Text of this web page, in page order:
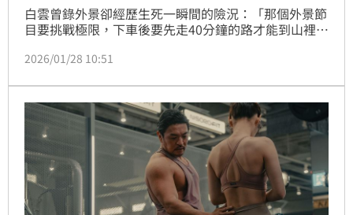
白雲曾錄外景卻經歷生死一瞬間的險況：「那個外景節
目要挑戰極限，下車後要先走40分鐘的路才能到山裡，
上去後要過瀑布，因為水流太強，瞬間沒辦法呼吸，我
燈。」
2026/01/28 10:51